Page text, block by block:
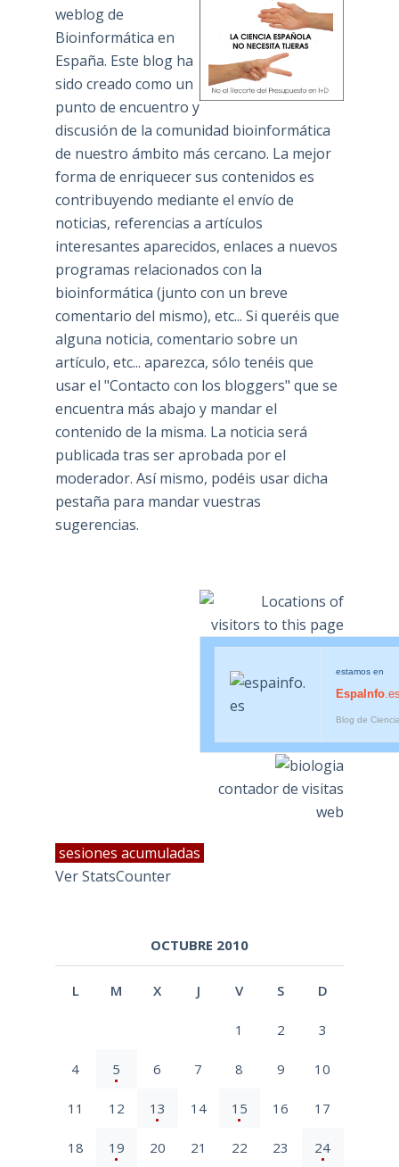
weblog de
Bioinformática en
España. Este blog ha
sido creado como un
punto de encuentro y
discusión de la comunidad bioinformática
de nuestro ámbito más cercano. La mejor
forma de enriquecer sus contenidos es
contribuyendo mediante el envío de
noticias, referencias a artículos
interesantes aparecidos, enlaces a nuevos
programas relacionados con la
bioinformática (junto con un breve
comentario del mismo), etc... Si queréis que
alguna noticia, comentario sobre un
artículo, etc... aparezca, sólo tenéis que
usar el "Contacto con los bloggers" que se
encuentra más abajo y mandar el
contenido de la misma. La noticia será
publicada tras ser aprobada por el
moderador. Así mismo, podéis usar dicha
pestaña para mandar vuestras
sugerencias.
estamos en
EspaInfo
Blog de
contador de visitas
web
sesiones acumuladas
Ver StatsCounter
OCTUBRE 2010
L M X J V S D
1 2 3
4 5 6 7 8 9 10
11 12 13 14 15 16 17
18 19 20 21 22 23 24